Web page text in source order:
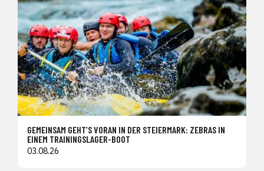
GEMEINSAM GEHT’S VORAN IN DER STEIERMARK: ZEBRAS IN
EINEM TRAININGSLAGER-BOOT
03.08.26